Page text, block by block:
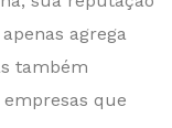
agrega
também
que